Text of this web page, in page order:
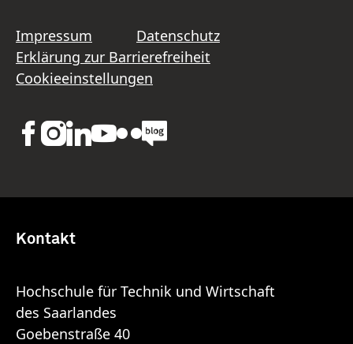
Impressum
Datenschutz
Erklärung zur Barrierefreiheit
Cookieeinstellungen
Kontakt
Hochschule für Technik und Wirtschaft
des Saarlandes
Goebenstraße 40